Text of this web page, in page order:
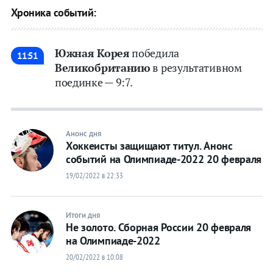
Прыжки с
трамплина
спорт
Скелетон
Сноуборд
Фигурное
Фристайл
Хоккей
Шорт-
Футбол
Прогнозы
на спорт
Хроника событий:
11:51 Южная Кореяпобедила
Великобританиюв результативном
поединке — 9:7.
Анонс дня
Хоккеисты защищают титул. Анонс
событий на Олимпиаде-2022 20 февраля
19/02/2022 в 22:33
Итоги дня
Не золото. Сборная России 20 февраля
на Олимпиаде-2022
20/02/2022 в 10:08
Прыжки с
трамплина
спорт
Скелетон
Сноуборд
Фигурное
Фристайл
Хоккей
Шорт-
Футбол
Прогнозы
на спорт